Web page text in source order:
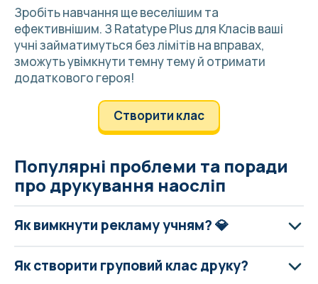
Зробіть навчання ще веселішим та
ефективнішим. З Ratatype Plus для Класівваші
учні займатимуться без лімітів на вправах,
зможуть увімкнути темну тему й отримати
додаткового героя!
Створити клас
Популярні проблеми та поради
про друкування наосліп
Як вимкнути рекламу учням? 💎
Як створити груповий клас друку?